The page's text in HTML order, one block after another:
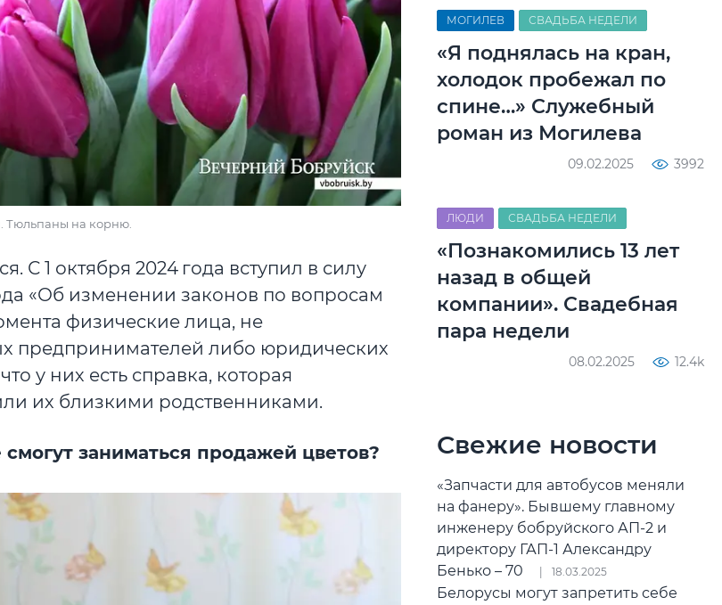
Тюльпаны на корню.
С 1 октября 2024 года вступил в силу
«Об изменении законов по вопросам
физические лица, не
предпринимателей либо юридических
у них есть справка, которая
их близкими родственниками.
заниматься продажей цветов?
МОГИЛЕВ СВАДЬБА НЕДЕЛИ
«Я поднялась на кран,
холодок пробежал по
спине…» Служебный
роман из Могилева
09.02.2025 3992
ЛЮДИ СВАДЬБА НЕДЕЛИ
«Познакомились 13 лет
назад в общей
компании». Свадебная
пара недели
08.02.2025 12.4k
Свежие новости
«Запчасти для автобусов меняли
на фанеру». Бывшему главному
инженеру бобруйского АП-2 и
директору ГАП-1 Александру
Бенько – 70
18.03.2025
Белорусы могут запретить себе